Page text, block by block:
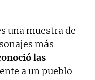
una muestra de
más
las
a un pueblo